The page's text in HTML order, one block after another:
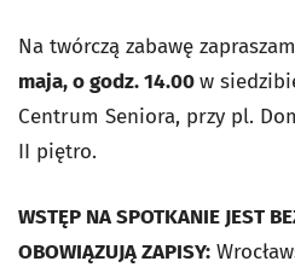
Na twórczą zabawę
maja, o godz. 14.00w
Centrum Seniora, przy pl.
II piętro.
WSTĘP NA SPOTKANIE JEST
OBOWIĄZUJĄ ZAPISY: